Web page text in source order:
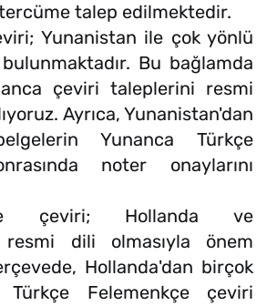
talep edilmektedir.
Yunanistan ile çok yönlü
Bu bağlamda
çeviri taleplerini resmi
Ayrıca, Yunanistan'dan
Yunanca Türkçe
noter onaylarını
çeviri; Hollanda ve
resmi dili olmasıyla önem
Hollanda'dan birçok
Türkçe Felemenkçe çeviri